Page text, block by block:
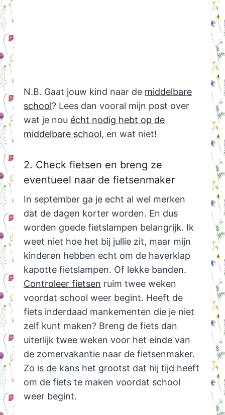
N.B. Gaat jouw kind naar de middelbare
school? Lees dan vooral mijn post over
wat je nou écht nodig hebt op de
middelbare school, en wat niet!
2. Check fietsen en breng ze
eventueel naar de fietsenmaker
In september ga je echt al wel merken
dat de dagen korter worden. En dus
worden goede fietslampen belangrijk. Ik
weet niet hoe het bij jullie zit, maar mijn
kinderen hebben echt om de haverklap
kapotte fietslampen. Of lekke banden.
Controleer fietsen ruim twee weken
voordat school weer begint. Heeft de
fiets inderdaad mankementen die je niet
zelf kunt maken? Breng de fiets dan
uiterlijk twee weken voor het einde van
de zomervakantie naar de fietsenmaker.
Zo is de kans het grootst dat hij tijd heeft
om de fiets te maken voordat school
weer begint.